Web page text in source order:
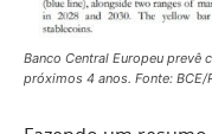
Banco Central Europeu prevê
próximos 4 anos. Fonte: BCE/